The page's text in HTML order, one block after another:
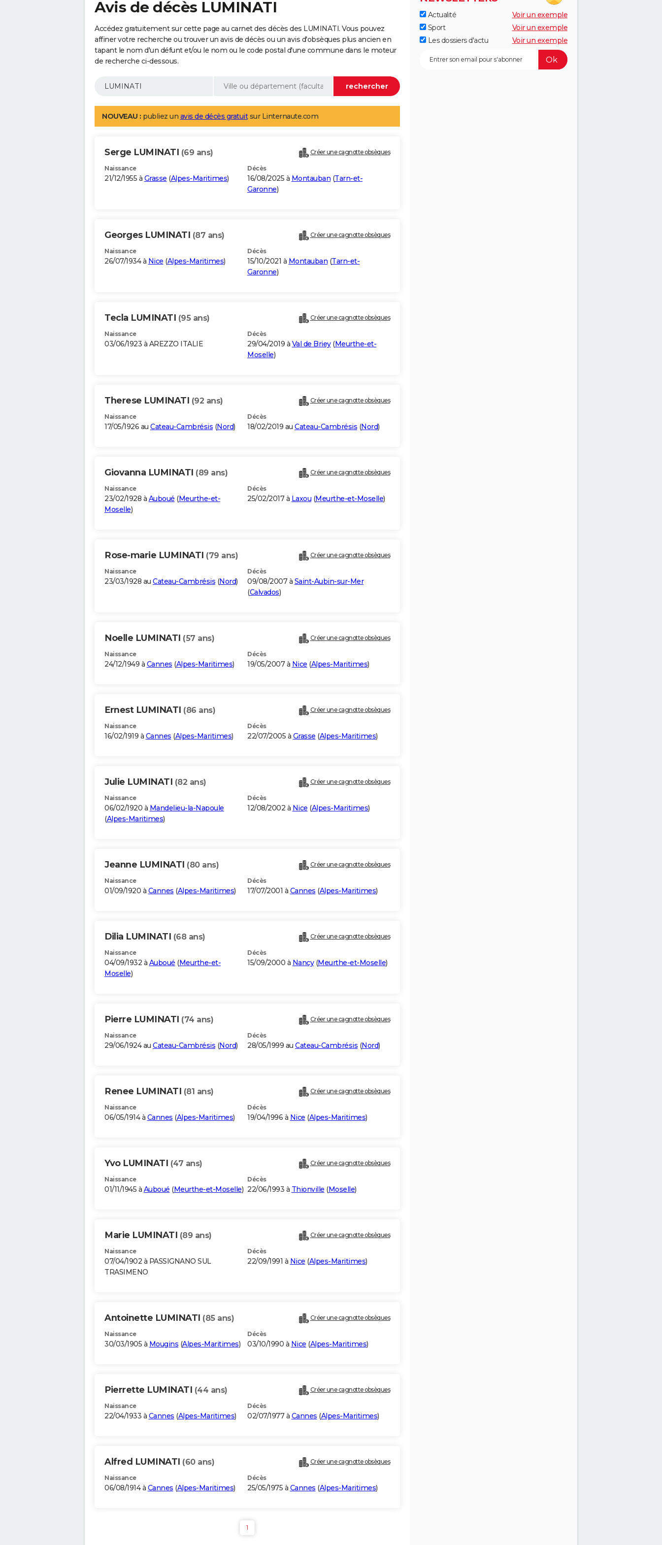
Avis de décès LUMINATI
Accédez gratuitement sur cette page au carnet des décès des LUMINATI. Vous pouvez
affiner votre recherche ou trouver un avis de décès ou un avis d'obsèques plus ancien en
tapant le nom d'un défunt et/ou le nom ou le code postal d'une commune dans le moteur
de recherche ci-dessous.
NOUVEAU : publiez un avis de décès gratuitsur Linternaute.com
Serge LUMINATI (69 ans) Créer une cagnotte obsèques
Naissance
21/12/1955 à Grasse (Alpes-Maritimes)
Décès
16/08/2025 à Montauban (Tarn-et-
Garonne)
Georges LUMINATI (87 ans) Créer une cagnotte obsèques
Naissance
26/07/1934 à Nice (Alpes-Maritimes)
Décès
15/10/2021 à Montauban (Tarn-et-
Garonne)
Tecla LUMINATI (95 ans) Créer une cagnotte obsèques
Naissance
03/06/1923 à AREZZO ITALIE
Décès
29/04/2019 à Val de Briey(Meurthe-et-
Moselle)
Therese LUMINATI (92 ans) Créer une cagnotte obsèques
Naissance
17/05/1926 au Cateau-Cambrésis (Nord)
Décès
18/02/2019 au Cateau-Cambrésis (Nord)
Giovanna LUMINATI (89 ans) Créer une cagnotte obsèques
Naissance
23/02/1928 à Auboué (Meurthe-et-
Moselle)
Décès
25/02/2017 à Laxou (Meurthe-et-Moselle)
Rose-marie LUMINATI (79 ans) Créer une cagnotte obsèques
Naissance
23/03/1928 au Cateau-Cambrésis (Nord)
Décès
09/08/2007 à Saint-Aubin-sur-Mer
(Calvados)
Noelle LUMINATI (57 ans) Créer une cagnotte obsèques
Naissance
24/12/1949 à Cannes (Alpes-Maritimes)
Décès
19/05/2007 à Nice (Alpes-Maritimes)
Ernest LUMINATI (86 ans) Créer une cagnotte obsèques
Naissance
16/02/1919 à Cannes (Alpes-Maritimes)
Décès
22/07/2005 à Grasse (Alpes-Maritimes)
Julie LUMINATI (82 ans) Créer une cagnotte obsèques
Naissance
06/02/1920 à Mandelieu-la-Napoule
(Alpes-Maritimes)
Décès
12/08/2002 à Nice (Alpes-Maritimes)
Jeanne LUMINATI (80 ans) Créer une cagnotte obsèques
Naissance
01/09/1920 à Cannes (Alpes-Maritimes)
Décès
17/07/2001 à Cannes (Alpes-Maritimes)
Dilia LUMINATI (68 ans) Créer une cagnotte obsèques
Naissance
04/09/1932 à Auboué (Meurthe-et-
Moselle)
Décès
15/09/2000 à Nancy(Meurthe-et-Moselle)
Pierre LUMINATI (74 ans) Créer une cagnotte obsèques
Naissance
29/06/1924 au Cateau-Cambrésis (Nord)
Décès
28/05/1999 au Cateau-Cambrésis (Nord)
Renee LUMINATI (81 ans) Créer une cagnotte obsèques
Naissance
06/05/1914 à Cannes (Alpes-Maritimes)
Décès
19/04/1996 à Nice (Alpes-Maritimes)
Yvo LUMINATI (47 ans) Créer une cagnotte obsèques
Naissance
01/11/1945 à Auboué (Meurthe-et-Moselle)
Décès
22/06/1993 à Thionville (Moselle)
Marie LUMINATI (89 ans) Créer une cagnotte obsèques
Naissance
07/04/1902 à PASSIGNANO SUL
TRASIMENO
Décès
22/09/1991 à Nice (Alpes-Maritimes)
Antoinette LUMINATI (85 ans) Créer une cagnotte obsèques
Naissance
30/03/1905 à Mougins (Alpes-Maritimes)
Décès
03/10/1990 à Nice (Alpes-Maritimes)
Pierrette LUMINATI (44 ans) Créer une cagnotte obsèques
Naissance
22/04/1933 à Cannes (Alpes-Maritimes)
Décès
02/07/1977 à Cannes (Alpes-Maritimes)
Alfred LUMINATI (60 ans) Créer une cagnotte obsèques
Naissance
06/08/1914 à Cannes (Alpes-Maritimes)
Décès
25/05/1975 à Cannes (Alpes-Maritimes)
1
Actualité
Voir un exemple
Sport
Voir un exemple
Les dossiers d'actu
Voir un exemple